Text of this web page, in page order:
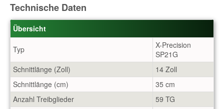
Technische Daten
Übersicht
Typ
X-Precision
SP21G
Schnittlänge (Zoll)
14 Zoll
Schnittlänge (cm)
35 cm
Anzahl Treibglieder
59 TG